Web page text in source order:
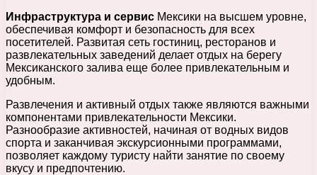
Инфраструктура и сервис Мексики на высшем уровне,
обеспечивая комфорт и безопасность для всех
посетителей. Развитая сеть гостиниц, ресторанов и
развлекательных заведений делает отдых на берегу
Мексиканского залива еще более привлекательным и
удобным.
Развлечения и активный отдых также являются важными
компонентами привлекательности Мексики.
Разнообразие активностей, начиная от водных видов
спорта и заканчивая экскурсионными программами,
позволяет каждому туристу найти занятие по своему
вкусу и предпочтению.